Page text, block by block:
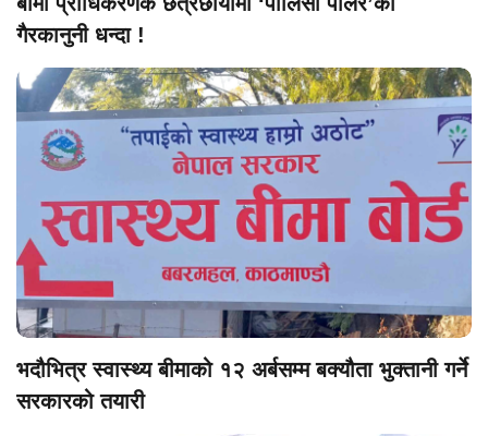
गैरकानुनी धन्दा !
भदौभित्र स्वास्थ्य बीमाको १२ अर्बसम्म बक्यौता भुक्तानी गर्ने
सरकारको तयारी